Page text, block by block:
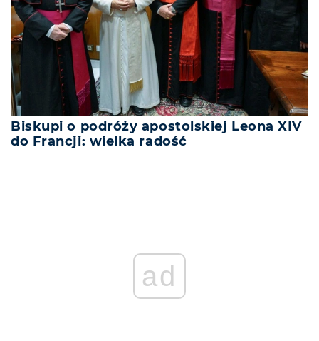
Biskupi o podróży apostolskiej Leona XIV
do Francji: wielka radość
ad